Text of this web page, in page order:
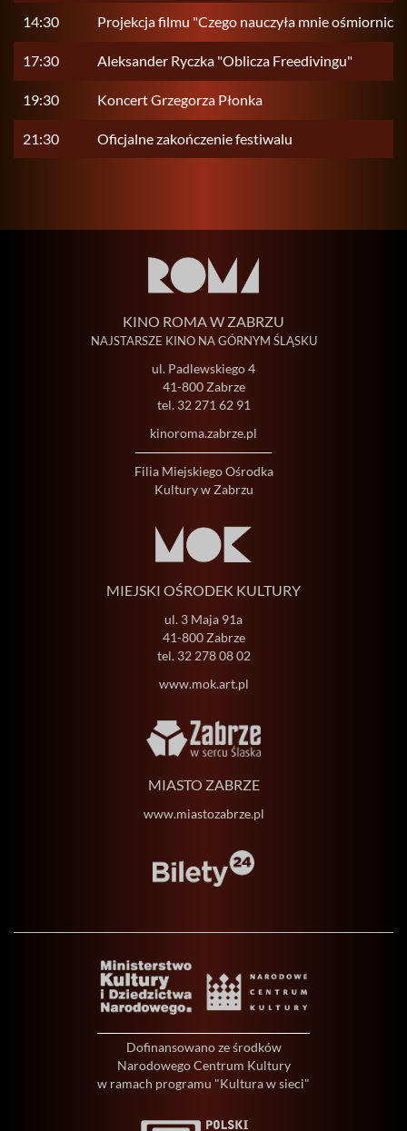
14:30 Projekcja filmu "Czego nauczyła mnie ośmiornica"
17:30 Aleksander Ryczka "Oblicza Freedivingu"
19:30 Koncert Grzegorza Płonka
21:30 Oficjalne zakończenie festiwalu
KINO ROMA W ZABRZU
NAJSTARSZE KINO NA GÓRNYM ŚLĄSKU
ul. Padlewskiego 4
41-800 Zabrze
tel. 32 271 62 91
kinoroma.zabrze.pl
Filia Miejskiego Ośrodka
Kultury w Zabrzu
MIEJSKI OŚRODEK KULTURY
ul. 3 Maja 91a
41-800 Zabrze
tel. 32 278 08 02
www.mok.art.pl
MIASTO ZABRZE
www.miastozabrze.pl
Dofinansowano ze środków
Narodowego Centrum Kultury
w ramach programu "Kultura w sieci"